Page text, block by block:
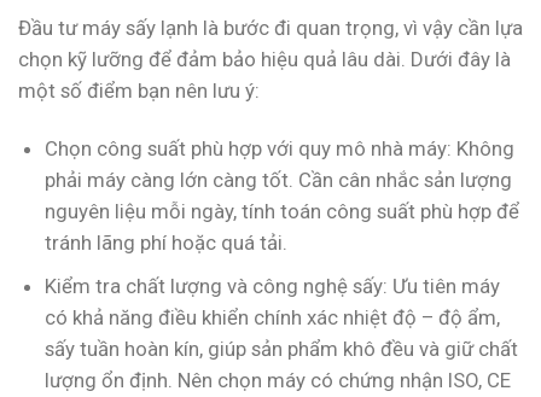
Đầu tư máy sấy lạnh là bước đi quan trọng, vì vậy cần lựa
chọn kỹ lưỡng để đảm bảo hiệu quả lâu dài. Dưới đây là
một số điểm bạn nên lưu ý:
Chọn công suất phù hợp với quy mô nhà máy: Không
phải máy càng lớn càng tốt. Cần cân nhắc sản lượng
nguyên liệu mỗi ngày, tính toán công suất phù hợp để
tránh lãng phí hoặc quá tải.
Kiểm tra chất lượng và công nghệ sấy: Ưu tiên máy
có khả năng điều khiển chính xác nhiệt độ – độ ẩm,
sấy tuần hoàn kín, giúp sản phẩm khô đều và giữ chất
lượng ổn định. Nên chọn máy có chứng nhận ISO, CE